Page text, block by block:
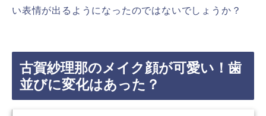
い表情が出るようになったのではないでしょうか？
古賀紗理那のメイク顔が可愛い！歯
並びに変化はあった？